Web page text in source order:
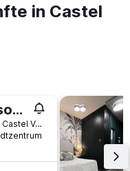
in Castel
Plana Resort & Spa
Via Fiumitello 2, Castel Volturno, Provinz Caserta, Italien